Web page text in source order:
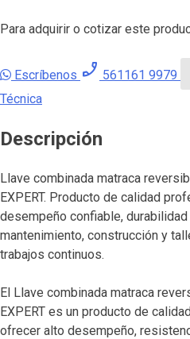
Para adquirir o cotizar este
Escríbenos phone_enabled 561161 9979
Técnica
Descripción
Llave combinada matraca
EXPERT. Producto de calidad
desempeño confiable,
mantenimiento, construcción y
trabajos continuos.
El Llave combinada matraca
EXPERT es un producto de
ofrecer alto desempeño,